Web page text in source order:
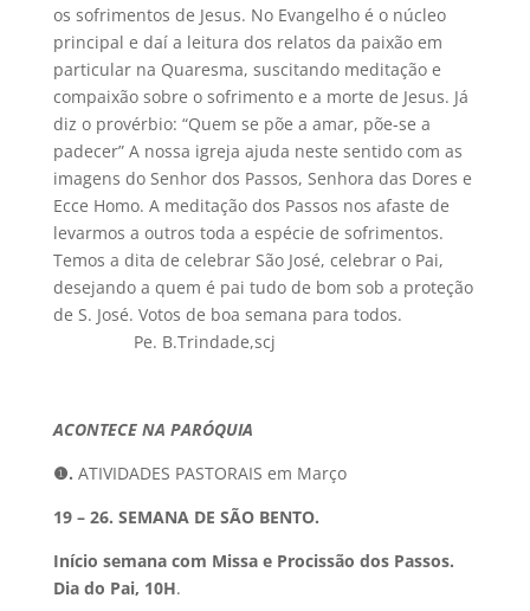
os sofrimentos de Jesus. No Evangelho é o núcleo
principal e daí a leitura dos relatos da paixão em
particular na Quaresma, suscitando meditação e
compaixão sobre o sofrimento e a morte de Jesus. Já
diz o provérbio: “Quem se põe a amar, põe-se a
padecer” A nossa igreja ajuda neste sentido com as
imagens do Senhor dos Passos, Senhora das Dores e
Ecce Homo. A meditação dos Passos nos afaste de
levarmos a outros toda a espécie de sofrimentos.
Temos a dita de celebrar São José, celebrar o Pai,
desejando a quem é pai tudo de bom sob a proteção
de S. José. Votos de boa semana para todos.
Pe. B.Trindade,scj
ACONTECE NA PARÓQUIA
❶. ATIVIDADES PASTORAIS em Março
19 – 26. SEMANA DE SÃO BENTO.
Início semana com Missa e Procissão dos Passos.
Dia do Pai, 10H.